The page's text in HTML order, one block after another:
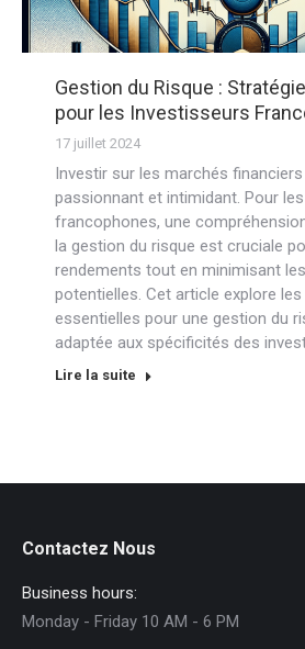
Gestion du Risque :
pour les Investisseurs
17 juillet 2024
Investir sur les marchés
passionnant et intimidant. Pour
francophones, une
la gestion du risque est cruciale
rendements tout en minimisant
potentielles. Cet article explore
essentielles pour une gestion du
adaptée aux spécificités des
Lire la suite
Contactez Nous
Business hours:
Monday - Friday 10 AM - 6 PM